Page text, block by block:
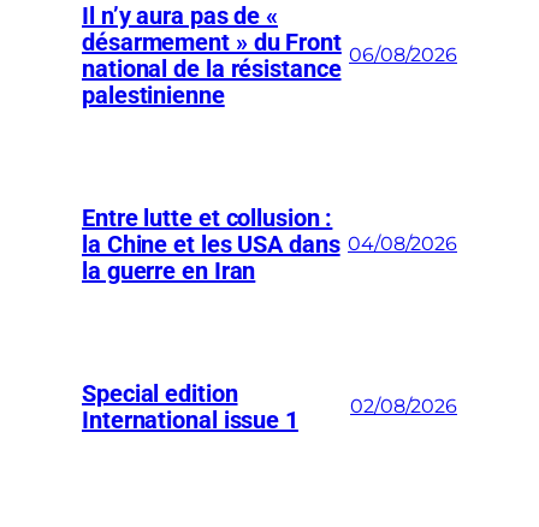
Il n’y aura pas de «
désarmement » du Front
national de la résistance
palestinienne
06/08/2026
Entre lutte et collusion :
la Chine et les USA dans
la guerre en Iran
04/08/2026
Special edition
International issue 1
02/08/2026